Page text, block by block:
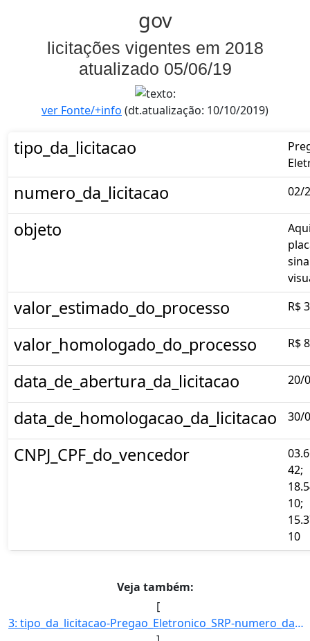
gov
licitações vigentes em 2018
atualizado 05/06/19
ver Fonte/+info (dt.atualização: 10/10/2019)
tipo_da_licitacao
numero_da_licitacao 02/
objeto
valor_estimado_do_processo R$
valor_homologado_do_processo R$
data_de_abertura_da_licitacao 20/
data_de_homologacao_da_licitacao 30/
CNPJ_CPF_do_vencedor
42;
10;
10
Veja também:
[
3: tipo_da_licitacao-Pregao_Eletronico_SRP-numero_da_licitacao-07/2018-objeto-Contratacao_de_servicos_g]